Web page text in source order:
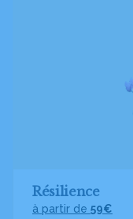
Résilience
à partir de 59€